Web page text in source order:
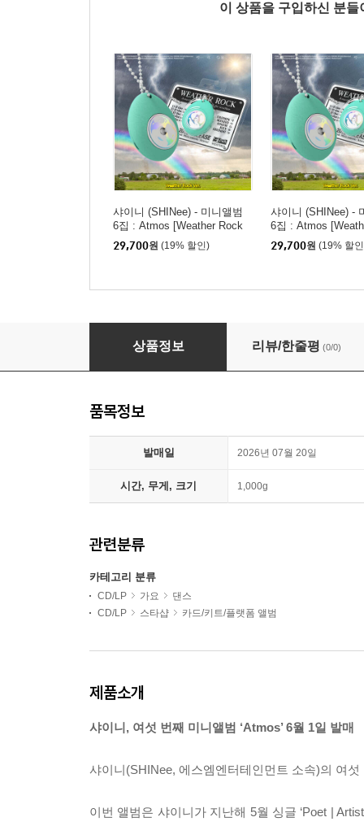
이 상품을 구입하신 분
샤이니 (SHINee) - 미니앨범
6집 : Atmos [Weather Rock
Ver.](스마트앨범) [MINHO ve
r.]
29,700원 (19% 할인)
샤이니 (SHINee) -
6집 : Atmos
Ver.](스마트앨범)
29,700원 (19% 할
샤이니 (SHINee) - 미니앨범 6집 : Atmos
상품정보 리뷰/한줄평 (0/0)
품목정보
발매일 2026년 07월 20일
시간, 무게, 크기 1,000g
관련분류
카테고리 분류
CD/LP 가요
댄스
CD/LP
스타샵 카드/키트/플랫폼 앨범
제품소개
샤이니, 여섯 번째 미니앨범 ‘Atmos’ 6월 1일 발매
샤이니(SHINee, 에스엠엔터테인먼트 소속)의 여섯
이번 앨범은 샤이니가 지난해 5월 싱글 ‘Poet |